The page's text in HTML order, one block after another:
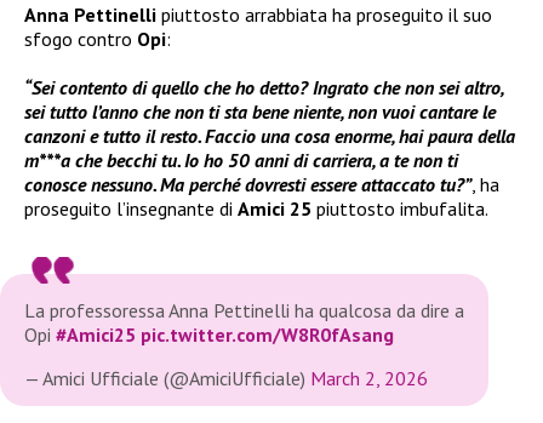
Anna Pettinelli piuttosto arrabbiata ha proseguito il suo
sfogo contro Opi:
“Sei contento di quello che ho detto? Ingrato che non sei altro,
sei tutto l’anno che non ti sta bene niente, non vuoi cantare le
canzoni e tutto il resto. Faccio una cosa enorme, hai paura della
m***a che becchi tu. Io ho 50 anni di carriera, a te non ti
conosce nessuno. Ma perché dovresti essere attaccato tu?”, ha
proseguito l’insegnante di Amici 25 piuttosto imbufalita.
La professoressa Anna Pettinelli ha qualcosa da dire a
Opi #Amici25 pic.twitter.com/W8R0fAsang
— Amici Ufficiale (@AmiciUfficiale) March 2, 2026